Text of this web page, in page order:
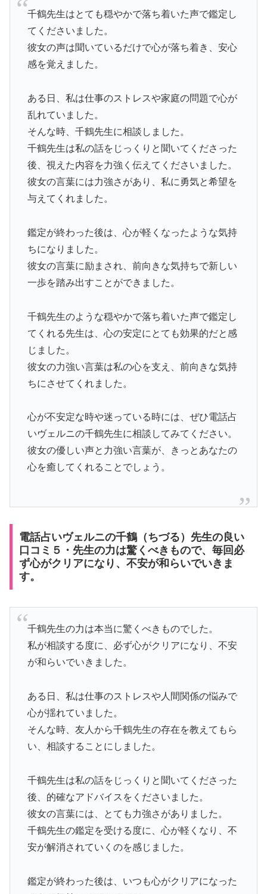
千鶴先生はとても穏やかで落ち着いた声で鑑定し
てくださいました。
彼女の声は聞いているだけで心が落ち着き、安心
感を覚えました。
ある日、私は仕事のストレスや家庭の問題で心が
乱れていました。
そんな時、千鶴先生に相談しました。
千鶴先生は私の話をじっくりと聞いてくださった
後、視えた内容を力強く伝えてくださいました。
彼女の言葉には力強さがあり、私に勇気と希望を
与えてくれました。
鑑定が終わった後は、心が軽くなったような気持
ちになりました。
彼女の言葉に励まされ、前向きな気持ちで新しい
一歩を踏み出すことができました。
千鶴先生のような穏やかで落ち着いた声で鑑定し
てくれる先生は、心の安定にとても効果的だと感
じました。
彼女の力強い言葉は私の心を支え、前向きな気持
ちにさせてくれました。
心が不安定な時や迷っている時には、ぜひ電話占
いヴェルニの千鶴先生に相談してみてください。
彼女の優しい声と力強い言葉が、きっとあなたの
心を癒してくれることでしょう。
電話占いヴェルニの千鶴（ちづる）先生の良い
口コミ５・先生の力は驚くべきもので、毎回必
ず心がクリアになり、不安が和らいでいきま
す。
千鶴先生の力は本当に驚くべきものでした。
私が相談する度に、必ず心がクリアになり、不安
が和らいでいきました。
ある日、私は仕事のストレスや人間関係の悩みで
心が揺れていました。
そんな時、友人から千鶴先生の存在を教えてもら
い、相談することにしました。
千鶴先生は私の話をじっくりと聞いてくださった
後、的確なアドバイスをくださいました。
彼女の言葉には、とても力強さがありました。
千鶴先生の鑑定を受ける度に、心が軽くなり、不
安が解消されていくのを感じました。
鑑定が終わった後は、いつも心がクリアになった